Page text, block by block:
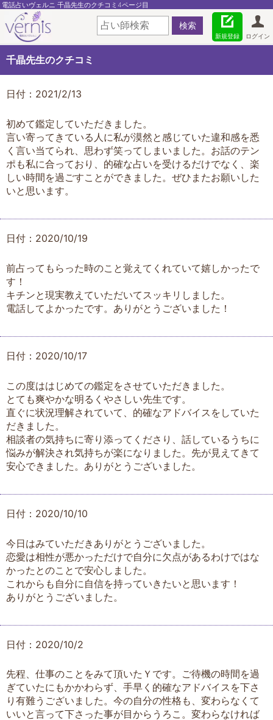
電話占いヴェルニ 千晶先生のクチコミ4ページ目
ログイン
新規登録
千晶先生のクチコミ
日付：2021/2/13
初めて鑑定していただきました。
言い寄ってきている人に私が漠然と感じていた違和感を悉
く言い当てられ、思わず笑ってしまいました。お話のテン
ポも私に合っており、的確な占いを受けるだけでなく、楽
しい時間を過ごすことができました。ぜひまたお願いした
いと思います。
日付：2020/10/19
前占ってもらった時のこと覚えてくれていて嬉しかったで
す！
キチンと現実教えていただいてスッキリしました。
電話してよかったです。ありがとうございました！
日付：2020/10/17
この度ははじめての鑑定をさせていただきました。
とても爽やかな明るくやさしい先生です。
直ぐに状況理解されていて、的確なアドバイスをしていた
だきました。
相談者の気持ちに寄り添ってくださり、話しているうちに
悩みが解決され気持ちが楽になりました。先が見えてきて
安心できました。ありがとうございました。
日付：2020/10/10
今日はみていただきありがとうございました。
恋愛は相性が悪かっただけで自分に欠点があるわけではな
かったとのことで安心しました。
これからも自分に自信を持っていきたいと思います！
ありがとうございました。
日付：2020/10/2
先程、仕事のことをみて頂いたＹです。ご待機の時間を過
ぎていたにもかかわらず、手早く的確なアドバイスを下さ
り有難うございました。今の自分の性格も、変わらなくて
いいと言って下さった事が目からうろこ。変わらなければ